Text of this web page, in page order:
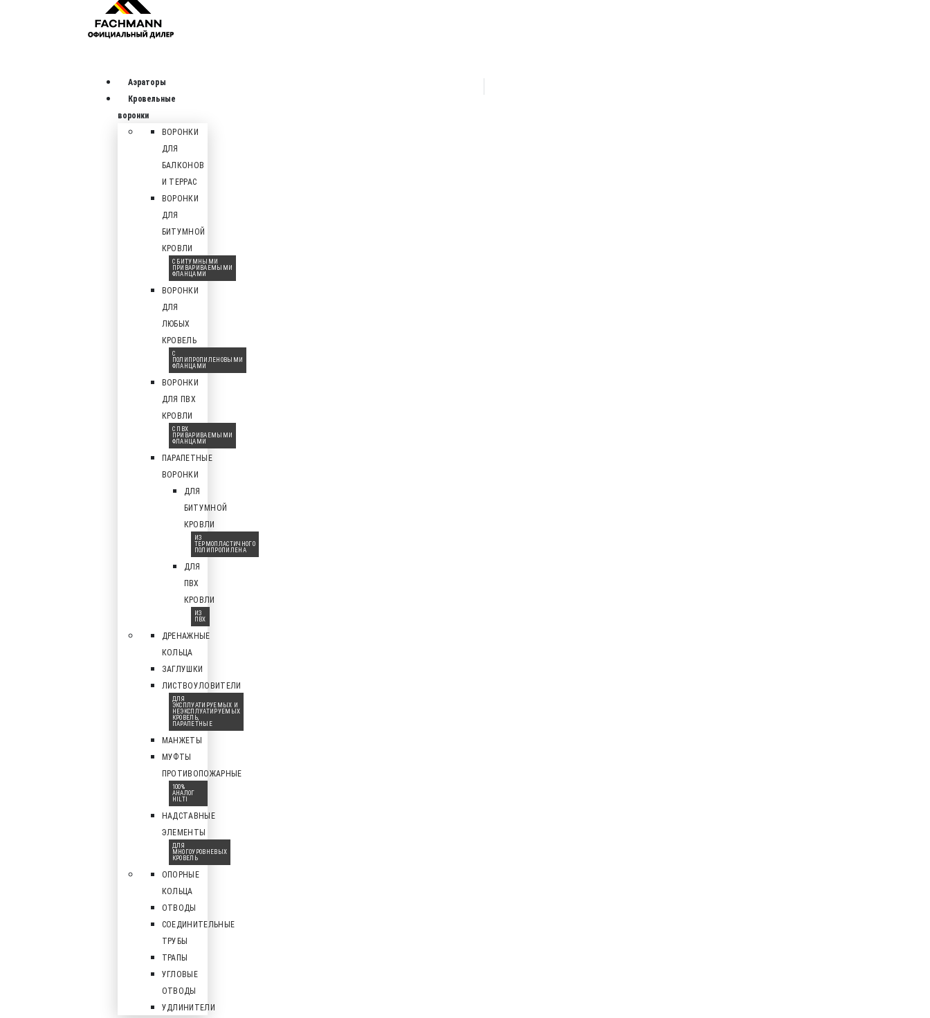
Аэраторы
Кровельные
воронки
ВОРОНКИ
ДЛЯ
БАЛКОНОВ
И ТЕРРАС
ВОРОНКИ
ДЛЯ
БИТУМНОЙ
КРОВЛИ
С БИТУМНЫМИ
ПРИВАРИВАЕМЫМИ
ФЛАНЦАМИ
ВОРОНКИ
ДЛЯ
ЛЮБЫХ
КРОВЕЛЬ
С
ПОЛИПРОПИЛЕНОВЫМИ
ФЛАНЦАМИ
ВОРОНКИ
ДЛЯ ПВХ
КРОВЛИ
С ПВХ
ПРИВАРИВАЕМЫМИ
ФЛАНЦАМИ
ПАРАПЕТНЫЕ
ВОРОНКИ
ДЛЯ
БИТУМНОЙ
КРОВЛИ
ИЗ
ТЕРМОПЛАСТИЧНОГО
ПОЛИПРОПИЛЕНА
ДЛЯ
ПВХ
КРОВЛИ
ИЗ
ПВХ
ДРЕНАЖНЫЕ
КОЛЬЦА
ЗАГЛУШКИ
ЛИСТВОУЛОВИТЕЛИ
ДЛЯ
ЭКСПЛУАТИРУЕМЫХ И
НЕЭКСПЛУАТИРУЕМЫХ
КРОВЕЛЬ,
ПАРАПЕТНЫЕ
МАНЖЕТЫ
МУФТЫ
ПРОТИВОПОЖАРНЫЕ
100%
АНАЛОГ
HILTI
НАДСТАВНЫЕ
ЭЛЕМЕНТЫ
ДЛЯ
МНОГОУРОВНЕВЫХ
КРОВЕЛЬ
ОПОРНЫЕ
КОЛЬЦА
ОТВОДЫ
СОЕДИНИТЕЛЬНЫЕ
ТРУБЫ
ТРАПЫ
УГЛОВЫЕ
ОТВОДЫ
УДЛИНИТЕЛИ